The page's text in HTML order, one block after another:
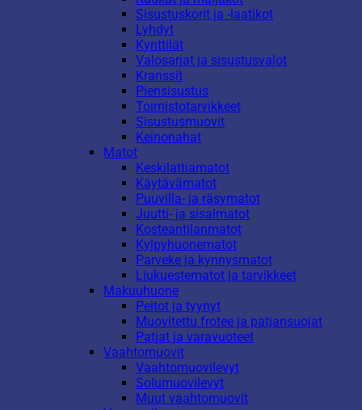
Sisustuskorit ja -laatikot
Lyhdyt
Kynttilät
Valosarjat ja sisustusvalot
Kranssit
Piensisustus
Toimistotarvikkeet
Sisustusmuovit
Keinonahat
Matot
Keskilattiamatot
Käytävämatot
Puuvilla- ja räsymatot
Juutti- ja sisalmatot
Kosteantilanmatot
Kylpyhuonematot
Parveke ja kynnysmatot
Liukuestematot ja tarvikkeet
Makuuhuone
Peitot ja tyynyt
Muovitettu frotee ja patjansuojat
Patjat ja varavuoteet
Vaahtomuovit
Vaahtomuovilevyt
Solumuovilevyt
Muut vaahtomuovit